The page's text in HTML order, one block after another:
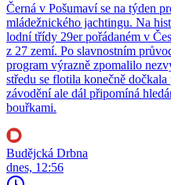
Černá v Pošumaví se na týden
mládežnického jachtingu. Na
lodní třídy 29er pořádaném v
z 27 zemí. Po slavnostním
program výrazně zpomalilo
středu se flotila konečně
závodění ale dál připomíná
bouřkami.
Budějcká Drbna
dnes, 12:56